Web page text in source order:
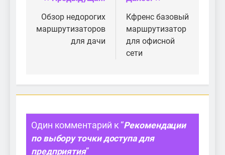
по
записям
Обзор недорогих
маршрутизаторов
для дачи
Кфренс базовый
маршрутизатор
для офисной
сети
Один комментарий к “Рекомендации
по выбору точки доступа для
предприятия”